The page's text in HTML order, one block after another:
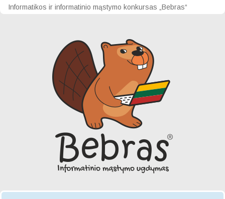
Informatikos ir informatinio mąstymo konkursas „Bebras“